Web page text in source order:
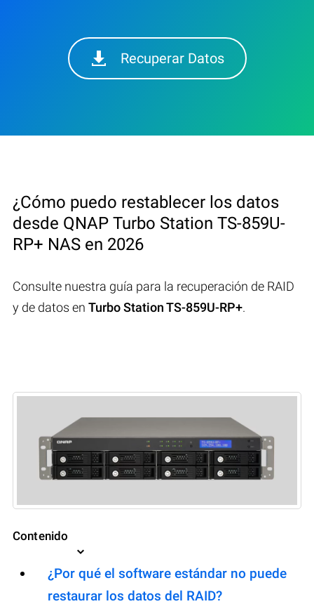
Recuperar Datos
¿Cómo puedo restablecer los datos
desde QNAP Turbo Station TS-859U-
RP+ NAS en 2026
Consulte nuestra guía para la recuperación de RAID
y de datos en Turbo Station TS-859U-RP+.
Contenido
¿Por qué el software estándar no puede
restaurar los datos del RAID?